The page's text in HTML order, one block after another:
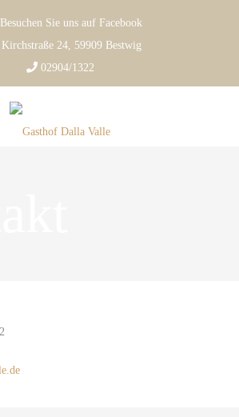
Besuchen Sie uns auf Facebook
Kirchstraße 24, 59909 Bestwig
02904/1322